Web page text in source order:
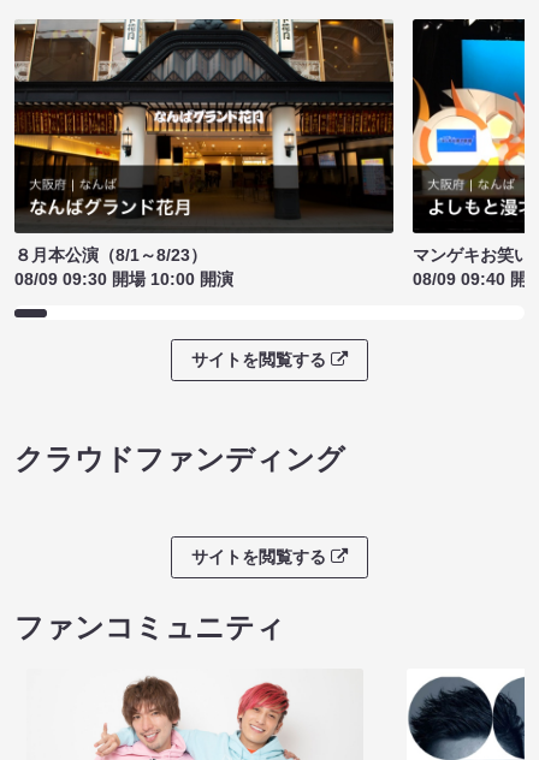
８月本公演（8/1～8/23）
08/09 09:30 開場 10:00 開演
マンゲキお笑い
08/09 09:40 開
サイトを閲覧する
クラウドファンディング
サイトを閲覧する
ファンコミュニティ